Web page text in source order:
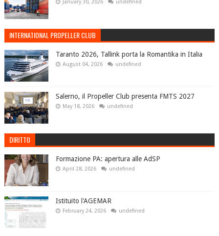
January 30, 2026 undefined
INTERNATIONAL PROPELLER CLUB
Taranto 2026, Tallink porta la Romantika in Italia
August 04, 2026 undefined
Salerno, il Propeller Club presenta FMTS 2027
May 18, 2026 undefined
DIRITTO
Formazione PA: apertura alle AdSP
April 28, 2026 undefined
Istituito l'AGEMAR
February 24, 2026 undefined